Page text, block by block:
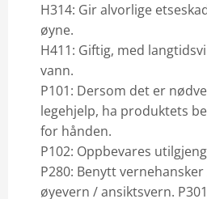
H314: Gir alvorlige
øyne.
H411: Giftig, med
vann.
P101: Dersom det er
legehjelp, ha produktets
for hånden.
P102: Oppbevares
P280: Benytt
øyevern / ansiktsvern.